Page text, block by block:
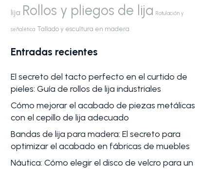
lija Rollos y pliegos de lija Rotulación y
señalética Tallado y escultura en madera
Entradas recientes
El secreto del tacto perfecto en el curtido de
pieles: Guía de rollos de lija industriales
Cómo mejorar el acabado de piezas metálicas
con el cepillo de lija adecuado
Bandas de lija para madera: El secreto para
optimizar el acabado en fábricas de muebles
Náutica: Cómo elegir el disco de velcro para un